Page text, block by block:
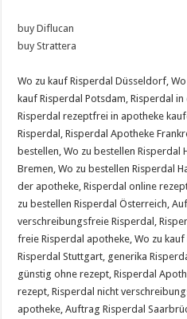
buy Diflucan
buy Strattera
Wo zu kauf Risperdal Düsseldorf,
kauf Risperdal Potsdam, Risperdal
Risperdal rezeptfrei in apotheke
Risperdal, Risperdal Apotheke
bestellen, Wo zu bestellen
Bremen, Wo zu bestellen Risperdal
der apotheke, Risperdal online
zu bestellen Risperdal Österreich,
verschreibungsfreie Risperdal,
freie Risperdal apotheke, Wo zu kauf
Risperdal Stuttgart, generika
günstig ohne rezept, Risperdal
rezept, Risperdal nicht
apotheke, Auftrag Risperdal